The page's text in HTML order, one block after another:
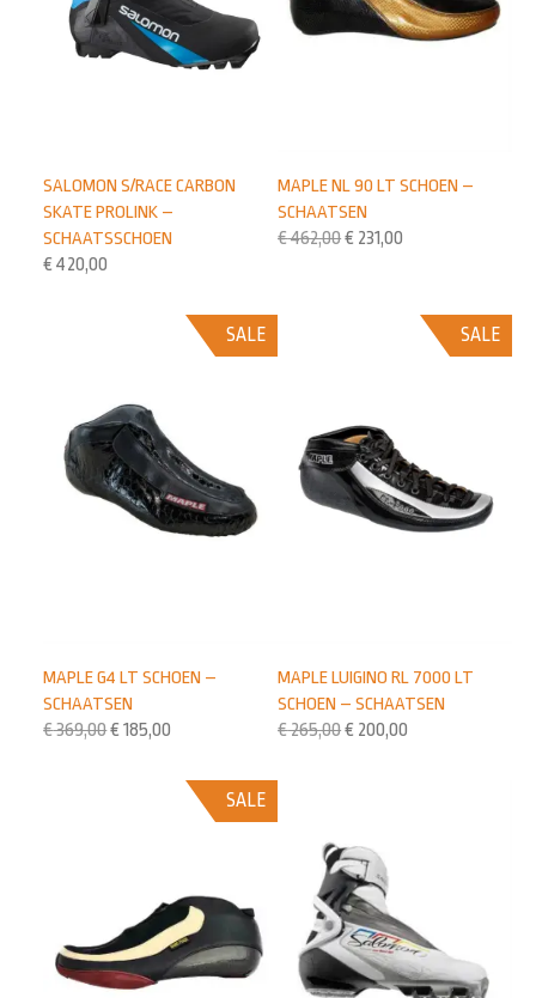
MAPLE NL 90 LT SCHOEN –
SCHAATSEN
€462,00€ 231,00
SALOMON S/RACE CARBON
SKATE PROLINK –
SCHAATSSCHOEN
€ 420,00
SALE
MAPLE LUIGINO RL 7000 LT
SCHOEN – SCHAATSEN
€265,00€ 200,00
SALE
MAPLE G4 LT SCHOEN –
SCHAATSEN
€369,00€ 185,00
SALE